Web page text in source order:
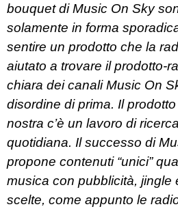
bouquet di Music On Sky
solamente in forma
sentire un prodotto che la
aiutato a trovare il prodotto-
chiara dei canali Music On
disordine di prima. Il
nostra c’è un lavoro di
quotidiana. Il successo di
propone contenuti “unici”
musica con pubblicità, jingle
scelte, come appunto le